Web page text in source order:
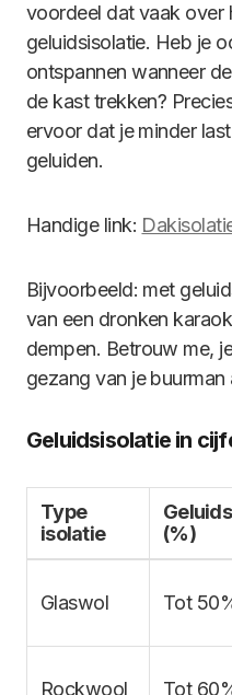
voordeel dat vaak over
geluidsisolatie. Heb je
ontspannen wanneer
de kast trekken?
ervoor dat je minder
geluiden.
Handige link:
Bijvoorbeeld: met
van een dronken
dempen. Betrouw me,
gezang van je buurman
Geluidsisolatie in
Type
isolatie
(%)
Glaswol Tot
Rockwool Tot